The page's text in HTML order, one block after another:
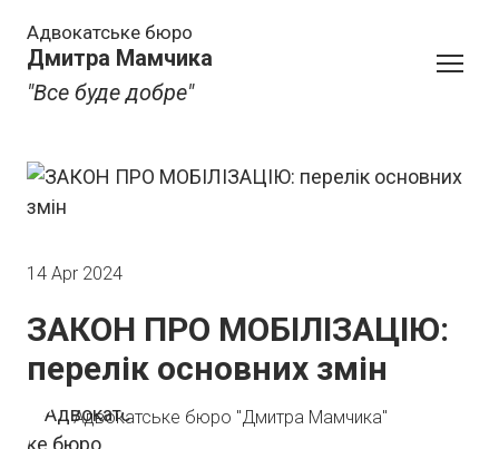
Адвокатське бюро
Дмитра Мамчика
"Все буде добре"
14 Apr 2024
ЗАКОН ПРО МОБІЛІЗАЦІЮ:
перелік основних змін
Адвокатське бюро "Дмитра Мамчика"